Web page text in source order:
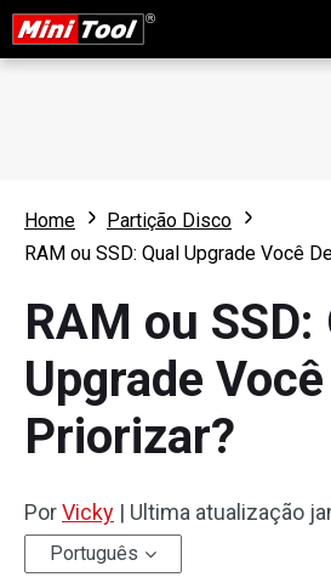
Home
Partição Disco
RAM ou SSD: Qual Upgrade Você
RAM ou SSD:
Upgrade
Priorizar?
PorVicky | Ultima atualização
Português